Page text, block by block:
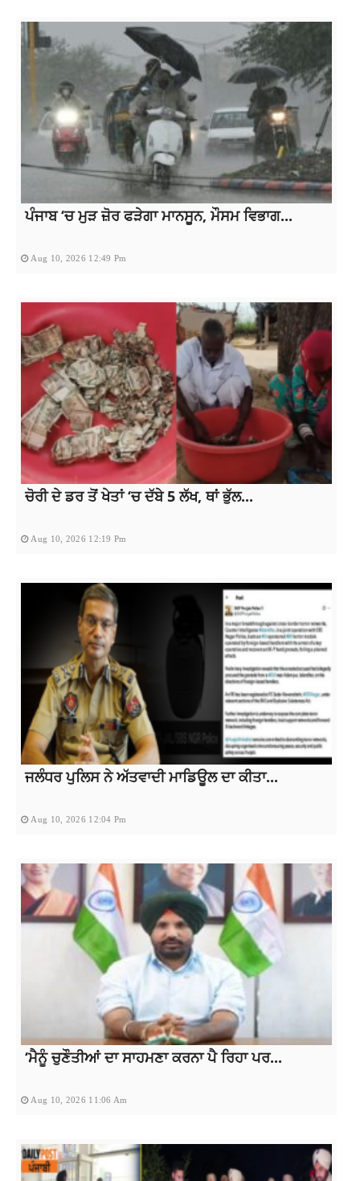
ਪੰਜਾਬ ‘ਚ ਮੁੜ ਜ਼ੋਰ ਫੜੇਗਾ ਮਾਨਸੂਨ, ਮੌਸਮ ਵਿਭਾਗ...
Aug 10, 2026 12:49 Pm
ਚੋਰੀ ਦੇ ਡਰ ਤੋਂ ਖੇਤਾਂ ‘ਚ ਦੱਬੇ 5 ਲੱਖ, ਥਾਂ ਭੁੱਲ...
Aug 10, 2026 12:19 Pm
ਜਲੰਧਰ ਪੁਲਿਸ ਨੇ ਅੱਤਵਾਦੀ ਮਾਡਿਊਲ ਦਾ ਕੀਤਾ...
Aug 10, 2026 12:04 Pm
‘ਮੈਨੂੰ ਚੁਣੌਤੀਆਂ ਦਾ ਸਾਹਮਣਾ ਕਰਨਾ ਪੈ ਰਿਹਾ ਪਰ...
Aug 10, 2026 11:06 Am